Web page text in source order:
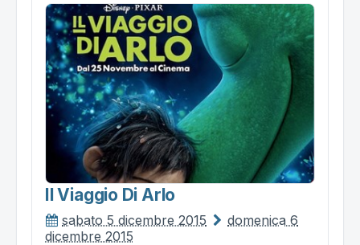
Il Viaggio Di Arlo
sabato 5 dicembre 2015
domenica 6
dicembre 2015